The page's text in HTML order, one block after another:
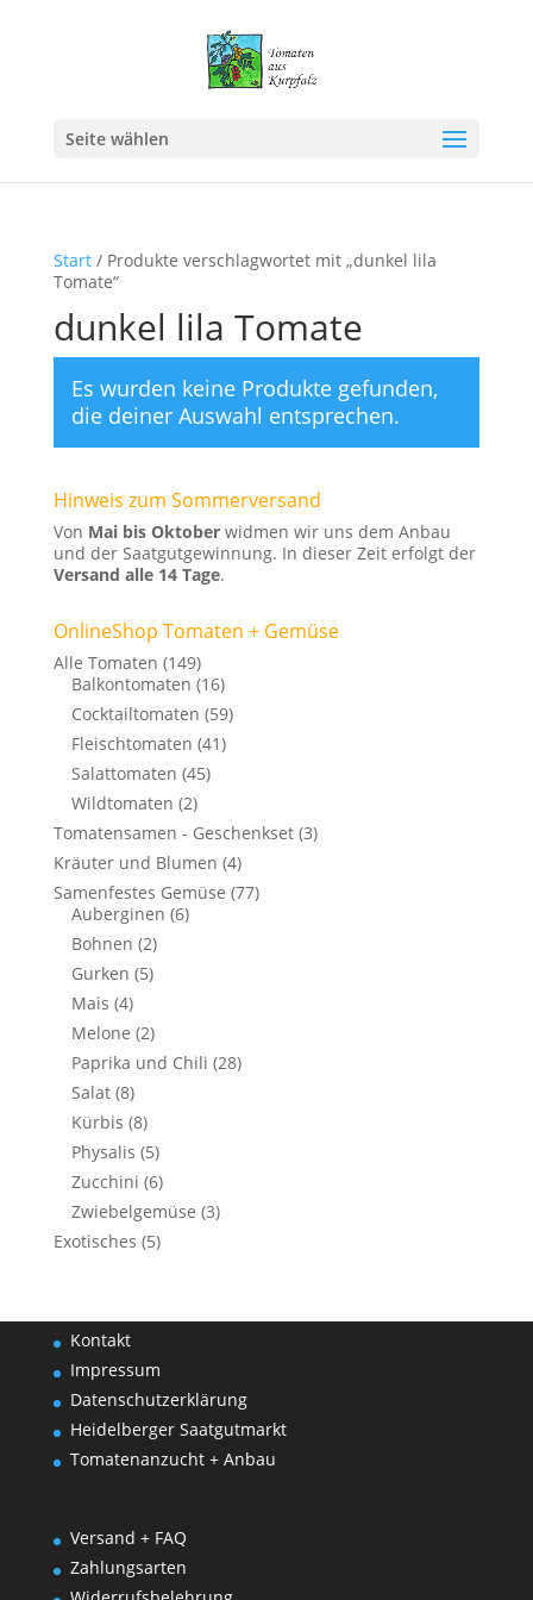
Seite wählen
Start/ Produkte verschlagwortet mit „dunkel lila
Tomate“
dunkel lila Tomate
Es wurden keine Produkte gefunden,
die deiner Auswahl entsprechen.
Hinweis zum Sommerversand
Von Mai bis Oktoberwidmen wir uns dem Anbau
und der Saatgutgewinnung. In dieser Zeit erfolgt der
Versand alle 14 Tage.
OnlineShop Tomaten + Gemüse
Alle Tomaten (149)
Balkontomaten (16)
Cocktailtomaten (59)
Fleischtomaten (41)
Salattomaten (45)
Wildtomaten (2)
Tomatensamen - Geschenkset (3)
Kräuter und Blumen (4)
Samenfestes Gemüse (77)
Auberginen (6)
Bohnen (2)
Gurken (5)
Mais (4)
Melone (2)
Paprika und Chili (28)
Salat (8)
Kürbis (8)
Physalis (5)
Zucchini (6)
Zwiebelgemüse (3)
Exotisches (5)
Kontakt
Impressum
Datenschutzerklärung
Heidelberger Saatgutmarkt
Tomatenanzucht + Anbau
Versand + FAQ
Zahlungsarten